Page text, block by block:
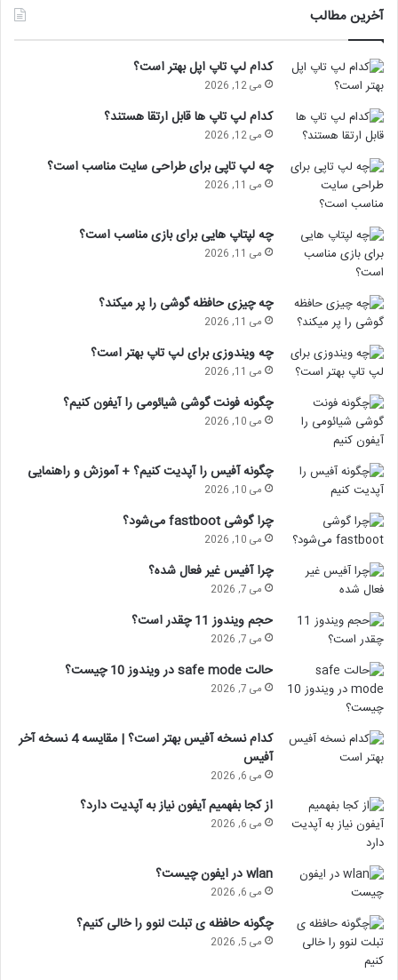
آخرین مطالب
کدام لپ تاپ اپل بهتر است؟
می 12, 2026
کدام لپ تاپ ها قابل ارتقا هستند؟
می 12, 2026
چه لپ تاپی برای طراحی سایت مناسب است؟
می 11, 2026
چه لپتاپ هایی برای بازی مناسب است؟
می 11, 2026
چه چیزی حافظه گوشی را پر میکند؟
می 11, 2026
چه ویندوزی برای لپ تاپ بهتر است؟
می 11, 2026
چگونه فونت گوشی شیائومی را آیفون کنیم؟
می 10, 2026
چگونه آفیس را آپدیت کنیم؟ + آموزش و راهنمایی
می 10, 2026
چرا گوشی fastboot می‌شود؟
می 10, 2026
چرا آفیس غیر فعال شده؟
می 7, 2026
حجم ویندوز 11 چقدر است؟
می 7, 2026
حالت safe mode در ویندوز 10 چیست؟
می 7, 2026
کدام نسخه آفیس بهتر است؟ | مقایسه 4 نسخه آخر
آفیس
می 6, 2026
از کجا بفهمیم آیفون نیاز به آپدیت دارد؟
می 6, 2026
wlan در ایفون چیست؟
می 6, 2026
چگونه حافظه ی تبلت لنوو را خالی کنیم؟
می 5, 2026